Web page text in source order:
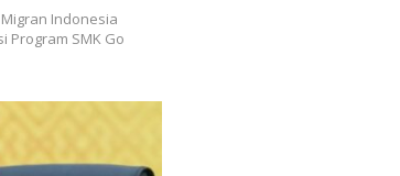
Migran Indonesia
Program SMK Go